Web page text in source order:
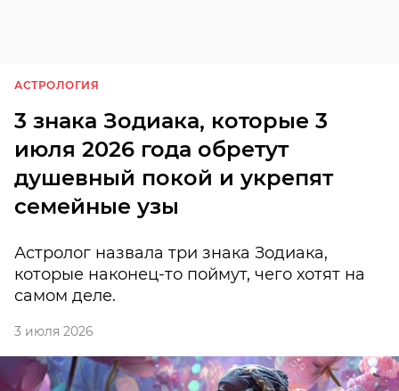
АСТРОЛОГИЯ
3 знака Зодиака, которые 3
июля 2026 года обретут
душевный покой и укрепят
семейные узы
Астролог назвала три знака Зодиака,
которые наконец-то поймут, чего хотят на
самом деле.
3 июля 2026